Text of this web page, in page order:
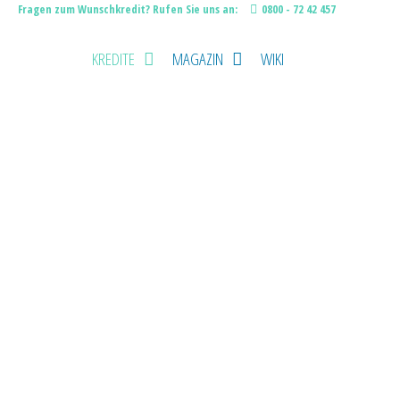
Fragen zum Wunschkredit? Rufen Sie uns an: 0800 - 72 42 457
KREDITE MAGAZIN WIKI